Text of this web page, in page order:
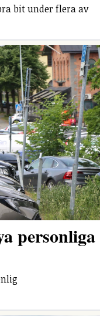
bit under flera av
personliga